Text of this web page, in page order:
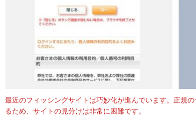
最近のフィッシングサイトは巧妙化が進んでいます。正規
るため、サイトの見分けは非常に困難です。